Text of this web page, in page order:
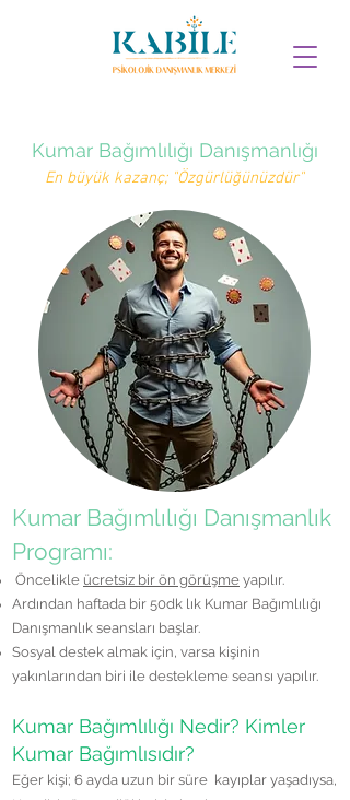
Kumar Bağımlılığı Danışmanlığı
En büyük kazanç; "Özgürlüğünüzdür"
Kumar Bağımlılığı Danışmanlık
Programı:
Öncelikle ücretsiz bir ön görüşme yapılır.
Ardından haftada bir 50dk lık Kumar Bağımlılığı
Danışmanlık seansları başlar.
Sosyal destek almak için, varsa kişinin
yakınlarından biri ile destekleme seansı yapılır.
Kumar Bağımlılığı Nedir? Kimler
Kumar Bağımlısıdır?
Eğer kişi; 6 ayda uzun bir süre kayıplar yaşadıysa,